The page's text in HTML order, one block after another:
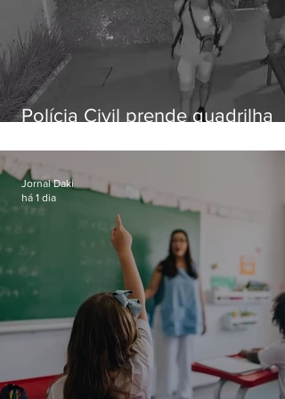
Polícia Civil prende quadrilha
residências de luxo no Rio
Jornal Daki
há 1 dia